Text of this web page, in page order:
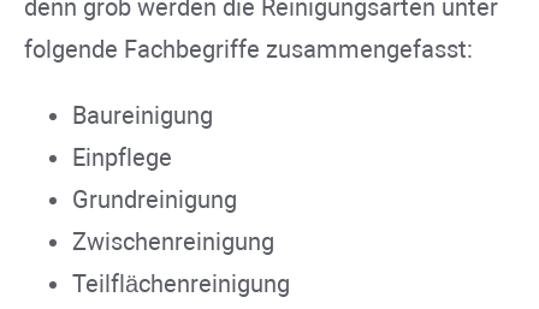
denn grob werden die Reinigungsarten unter
folgende Fachbegriffe zusammengefasst:
Baureinigung
Einpflege
Grundreinigung
Zwischenreinigung
Teilflächenreinigung